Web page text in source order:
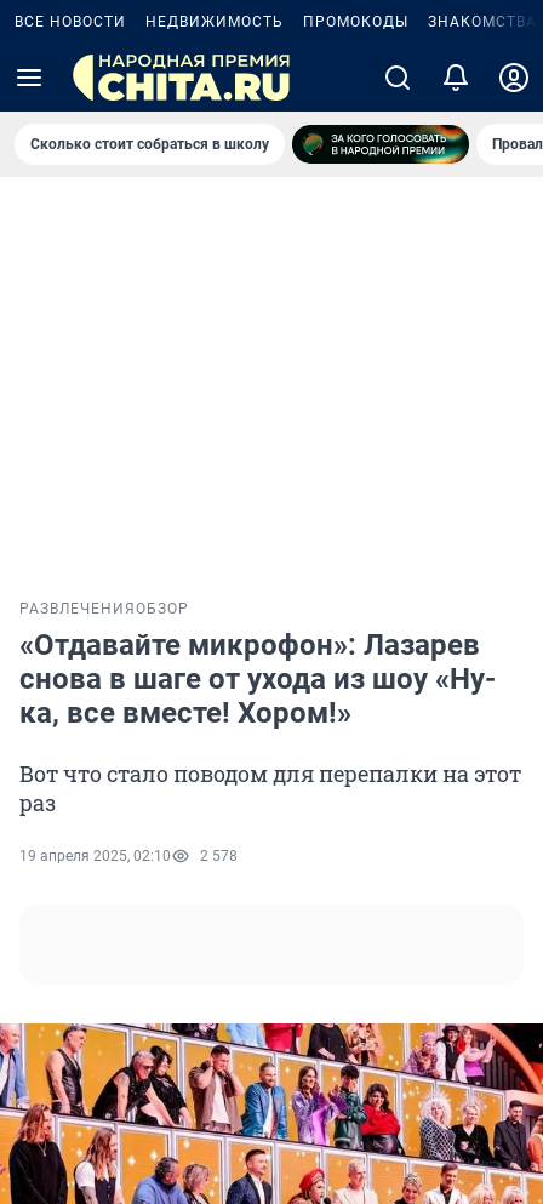
ВСЕ НОВОСТИ НЕДВИЖИМОСТЬ ПРОМОКОДЫ ЗНАКОМСТВА
Сколько стоит собраться в школу
РАЗВЛЕЧЕНИЯ ОБЗОР
«Отдавайте микрофон»: Лазарев
снова в шаге от ухода из шоу «Ну-
ка, все вместе! Хором!»
Вот что стало поводом для перепалки на этот
раз
19 апреля 2025, 02:10 2 578